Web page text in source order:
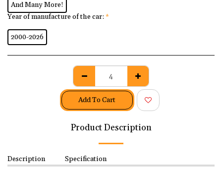
And Many More!
Year of manufacture of the car: *
2000-2026
Add To Cart
Product Description
Description Specification